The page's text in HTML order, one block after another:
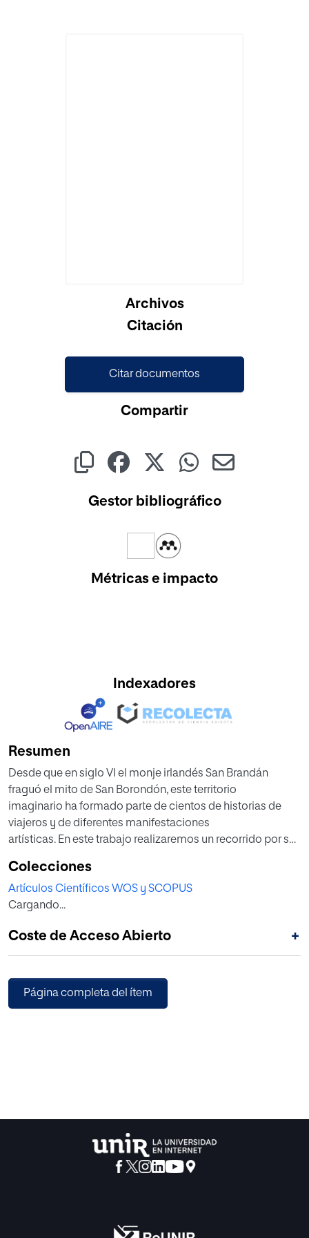
Archivos
Citación
Citar documentos
Compartir
Gestor bibliográfico
Métricas e impacto
Indexadores
Resumen
Desde que en siglo VI el monje irlandés San Brandán
fraguó el mito de San Borondón, este territorio
imaginario ha formado parte de cientos de historias de
viajeros y de diferentes manifestaciones
artísticas. En este trabajo realizaremos un recorrido por su
que, especialmente entre los siglos XVI y XIX, ayudaron en
la consolidación social de esta
isla misteriosa del archipiélago canario. Además,
obras literarias españolas de diferentes géneros, así como
en otros tipos de representaciones artísticas,
Colecciones
Artículos Científicos WOS y SCOPUS
Cargando...
Coste de Acceso Abierto +
Página completa del ítem